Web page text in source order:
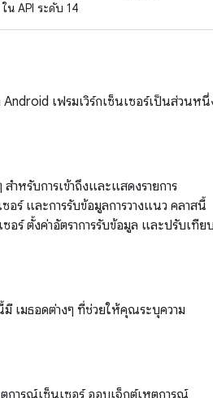
ใน API ระดับ 14
เฟรมเวิร์กเซ็นเซอร์เป็นส่วนหนึ่
หรับการเข้าถึงและแสดงรายการ
ร์ และการรับข้อมูลการวางแนว คลาสนี้
อร์ ตั้งค่าอัตราการรับข้อมูล และปรับเทียบ
เมธอดต่างๆ ที่ช่วยให้คุณระบุความ
การณ์เซ็นเซอร์ ออบเจ็กต์เหตุการณ์